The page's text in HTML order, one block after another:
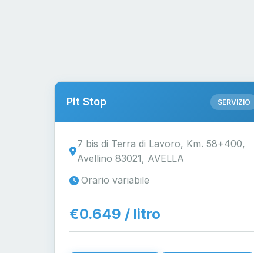
Pit Stop SERVIZIO
7 bis di Terra di Lavoro, Km. 58+400,
Avellino 83021, AVELLA
Orario variabile
€0.649 / litro